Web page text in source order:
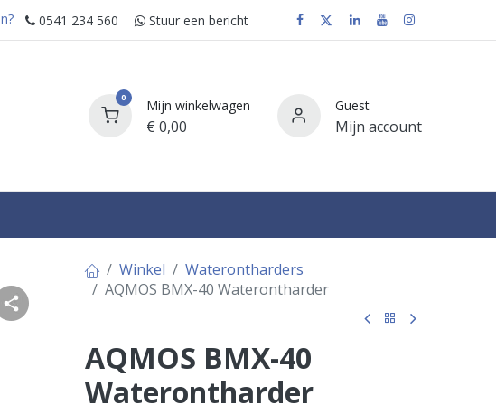
0541 234 560 Stuur e​​​​en bericht
0 Mijn winkelwagen
€ 0,00
Guest
Mijn account
Winkel
Waterontharders
AQMOS BMX-40 Waterontharder
AQMOS BMX-40
Waterontharder